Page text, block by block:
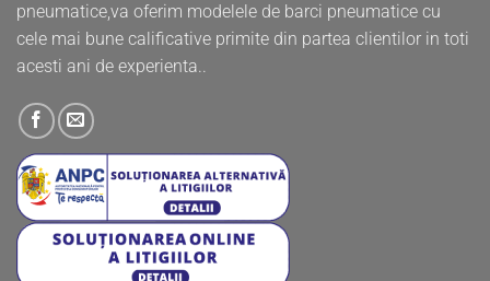
pneumatice,va oferim modelele de barci pneumatice cu
cele mai bune calificative primite din partea clientilor in toti
acesti ani de experienta..